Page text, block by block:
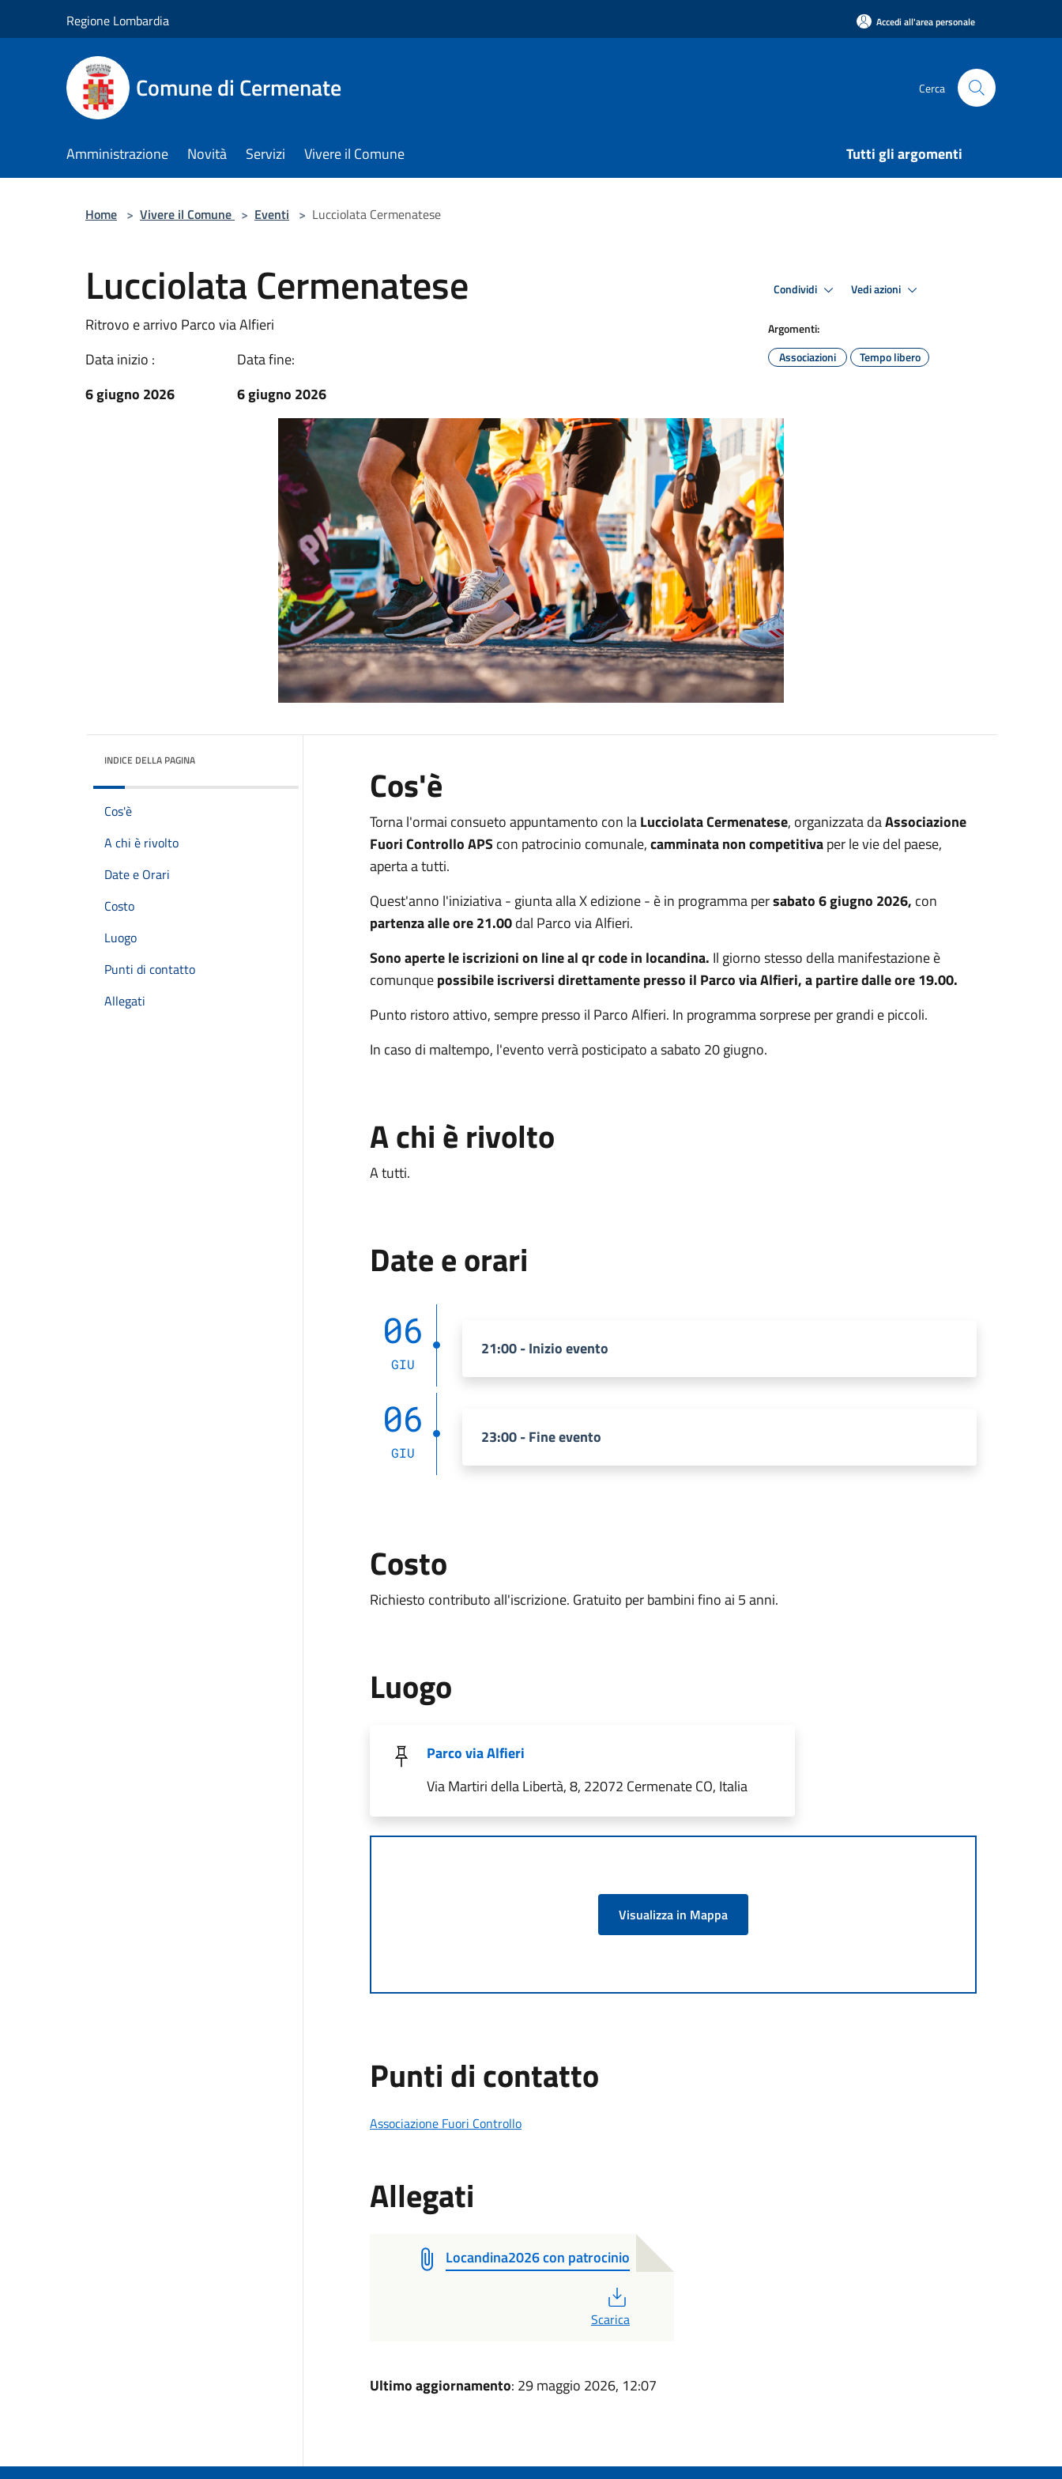
Regione Lombardia Accedi all'area personale
Comune di Cermenate Cerca
Amministrazione Novità Servizi Vivere il Comune Tutti gli argomenti
Home > Vivere il Comune > Eventi > Lucciolata Cermenatese
Lucciolata Cermenatese
Ritrovo e arrivo Parco via Alfieri
Data inizio :
6 giugno 2026
Data fine:
6 giugno 2026
Condividi Vedi azioni
Argomenti:
Associazioni
Tempo libero
INDICE DELLA PAGINA
Cos'è
A chi è rivolto
Date e Orari
Costo
Luogo
Punti di contatto
Allegati
Cos'è
Torna l'ormai consueto appuntamento con laLucciolata Cermenatese, organizzata daAssociazione
Fuori Controllo APS con patrocinio comunale,camminata non competitivaper le vie del paese,
aperta a tutti.
Quest'anno l'iniziativa - giunta alla X edizione - è in programma persabato 6 giugno 2026, con
partenza alle ore 21.00dal Parco via Alfieri.
Sono aperte le iscrizioni on line al qr code in locandina. Il giorno stesso della manifestazione è
comunquepossibile iscriversi direttamente presso il Parco via Alfieri, a partire dalle ore 19.00.
Punto ristoro attivo, sempre presso il Parco Alfieri. In programma sorprese per grandi e piccoli.
In caso di maltempo, l'evento verrà posticipato a sabato 20 giugno.
A chi è rivolto
A tutti.
Date e orari
06
GIU
21:00 - Inizio evento
06
GIU
23:00 - Fine evento
Costo
Richiesto contributo all'iscrizione. Gratuito per bambini fino ai 5 anni.
Luogo
Parco via Alfieri
Via Martiri della Libertà, 8, 22072 Cermenate CO, Italia
Visualizza in Mappa
Punti di contatto
Associazione Fuori Controllo
Allegati
Locandina2026 con patrocinio
Scarica
Ultimo aggiornamento: 29 maggio 2026, 12:07